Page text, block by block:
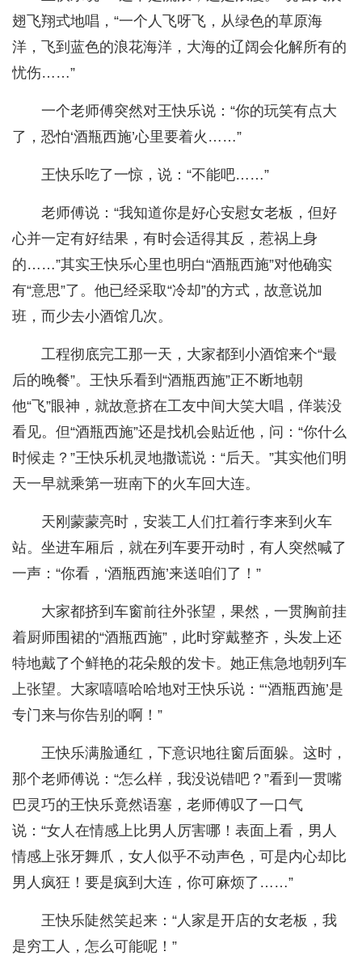
翅飞翔式地唱，“一个人飞呀飞，从绿色的草原海
洋，飞到蓝色的浪花海洋，大海的辽阔会化解所有的
忧伤……”
一个老师傅突然对王快乐说：“你的玩笑有点大
了，恐怕‘酒瓶西施’心里要着火……”
王快乐吃了一惊，说：“不能吧……”
老师傅说：“我知道你是好心安慰女老板，但好
心并一定有好结果，有时会适得其反，惹祸上身
的……”其实王快乐心里也明白“酒瓶西施”对他确实
有“意思”了。他已经采取“冷却”的方式，故意说加
班，而少去小酒馆几次。
工程彻底完工那一天，大家都到小酒馆来个“最
后的晚餐”。王快乐看到“酒瓶西施”正不断地朝
他“飞”眼神，就故意挤在工友中间大笑大唱，佯装没
看见。但“酒瓶西施”还是找机会贴近他，问：“你什么
时候走？”王快乐机灵地撒谎说：“后天。”其实他们明
天一早就乘第一班南下的火车回大连。
天刚蒙蒙亮时，安装工人们扛着行李来到火车
站。坐进车厢后，就在列车要开动时，有人突然喊了
一声：“你看，‘酒瓶西施’来送咱们了！”
大家都挤到车窗前往外张望，果然，一贯胸前挂
着厨师围裙的“酒瓶西施”，此时穿戴整齐，头发上还
特地戴了个鲜艳的花朵般的发卡。她正焦急地朝列车
上张望。大家嘻嘻哈哈地对王快乐说：“‘酒瓶西施’是
专门来与你告别的啊！”
王快乐满脸通红，下意识地往窗后面躲。这时，
那个老师傅说：“怎么样，我没说错吧？”看到一贯嘴
巴灵巧的王快乐竟然语塞，老师傅叹了一口气
说：“女人在情感上比男人厉害哪！表面上看，男人
情感上张牙舞爪，女人似乎不动声色，可是内心却比
男人疯狂！要是疯到大连，你可麻烦了……”
王快乐陡然笑起来：“人家是开店的女老板，我
是穷工人，怎么可能呢！”